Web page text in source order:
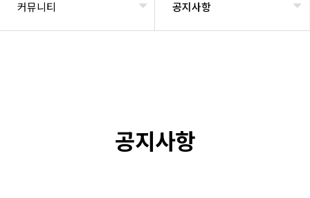
커뮤니티 공지사항
공지사항